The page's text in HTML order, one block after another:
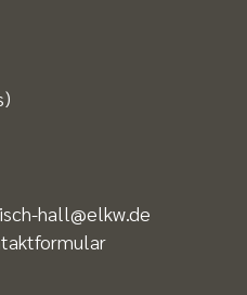
hall@elkw.de